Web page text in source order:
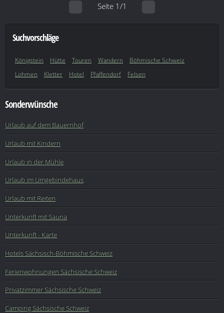
Seite 1/1
Suchvorschläge
Königstein Hütte Touren Wandern
Böhmische Schweiz
Lohmen
Kletter Hotel Pfaffendorf Felsen
Sonderwünsche
Urlaub auf dem Bauernhof
Urlaub mit Kindern
Urlaub in der Mühle
Urlaub im Umgebindehaus
Urlaub mit Reiten
Unterkunft mit Sauna
Unterkunft - Karte
Hotels Sächsisch-Böhmische Schweiz
Ferienwohnungen Sächsische Schweiz
Privatzimmer Sächsische Schweiz
Camping Sächsische Schweiz